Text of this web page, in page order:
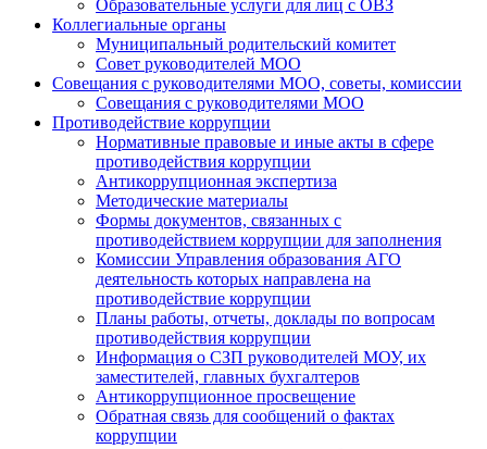
Образовательные услуги для лиц с ОВЗ
Коллегиальные органы
Муниципальный родительский комитет
Совет руководителей МОО
Совещания с руководителями МОО, советы, комиссии
Совещания с руководителями МОО
Противодействие коррупции
Нормативные правовые и иные акты в сфере
противодействия коррупции
Антикоррупционная экспертиза
Методические материалы
Формы документов, связанных с
противодействием коррупции для заполнения
Комиссии Управления образования АГО
деятельность которых направлена на
противодействие коррупции
Планы работы, отчеты, доклады по вопросам
противодействия коррупции
Информация о СЗП руководителей МОУ, их
заместителей, главных бухгалтеров
Антикоррупционное просвещение
Обратная связь для сообщений о фактах
коррупции